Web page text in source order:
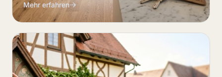
Mehr erfahren